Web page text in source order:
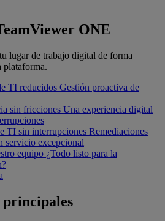
ONE
lugar de trabajo digital de forma
plataforma.
TI reducidos Gestión proactiva de
sin fricciones Una experiencia digital
TI sin interrupciones Remediaciones
servicio excepcional
equipo ¿Todo listo para la
principales